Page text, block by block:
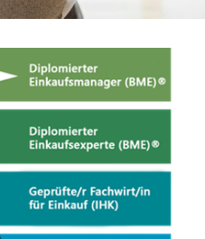
(BME)®
PROGRAMM